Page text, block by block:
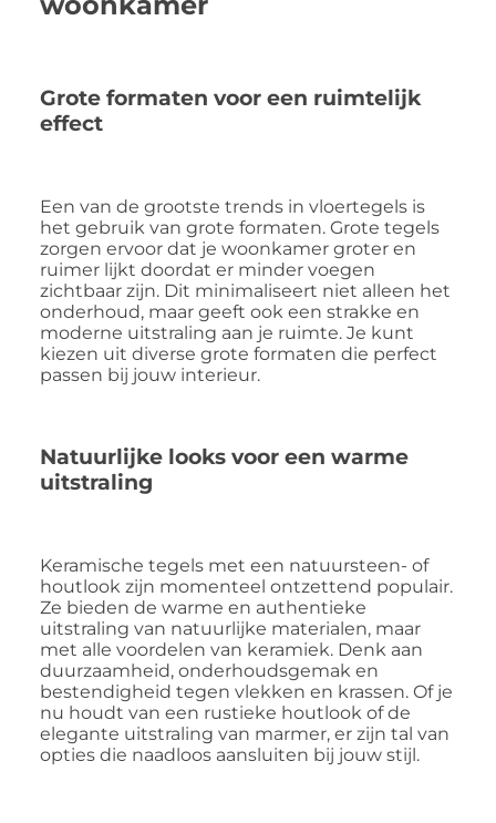
Grote formaten voor een ruimtelijk
effect
Een van de grootste trends in vloertegels is
het gebruik van grote formaten. Grote tegels
zorgen ervoor dat je woonkamer groter en
ruimer lijkt doordat er minder voegen
zichtbaar zijn. Dit minimaliseert niet alleen het
onderhoud, maar geeft ook een strakke en
moderne uitstraling aan je ruimte. Je kunt
kiezen uit diverse grote formaten die perfect
passen bij jouw interieur.
Natuurlijke looks voor een warme
uitstraling
Keramische tegels met een natuursteen- of
houtlook zijn momenteel ontzettend populair.
Ze bieden de warme en authentieke
uitstraling van natuurlijke materialen, maar
met alle voordelen van keramiek. Denk aan
duurzaamheid, onderhoudsgemak en
bestendigheid tegen vlekken en krassen. Of je
nu houdt van een rustieke houtlook of de
elegante uitstraling van marmer, er zijn tal van
opties die naadloos aansluiten bij jouw stijl.